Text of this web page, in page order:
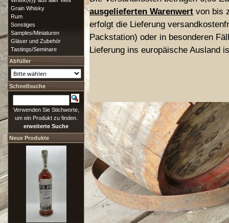
ausgelieferten Warenwert von bis
erfolgt die Lieferung
Packstation) oder in besonderen
Lieferung ins europäische Ausland
Grain Whisky
Rum
Sonstiges
Samples/Miniaturen
Gläser und Zubehör
Tastings/Seminare
Abfüller
Schnellsuche
Verwenden Sie Stichworte,
um ein Produkt zu finden.
erweiterte Suche
Neue Produkte